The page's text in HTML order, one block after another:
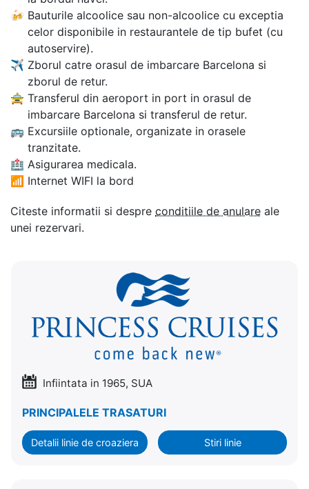
🍻 Bauturile alcoolice sau non-alcoolice cu exceptia
celor disponibile in restaurantele de tip bufet (cu
autoservire).
✈ Zborul catre orasul de imbarcare Barcelona si
zborul de retur.
🚖 Transferul din aeroport in port in orasul de
imbarcare Barcelona si transferul de retur.
🚌 Excursiile optionale, organizate in orasele
tranzitate.
🏥 Asigurarea medicala.
📶 Internet WIFI la bord
Citeste informatii si despre conditiile de anulare ale
unei rezervari.
Infiintata in 1965, SUA
PRINCIPALELE TRASATURI
Detalii linie de croaziera Stiri linie